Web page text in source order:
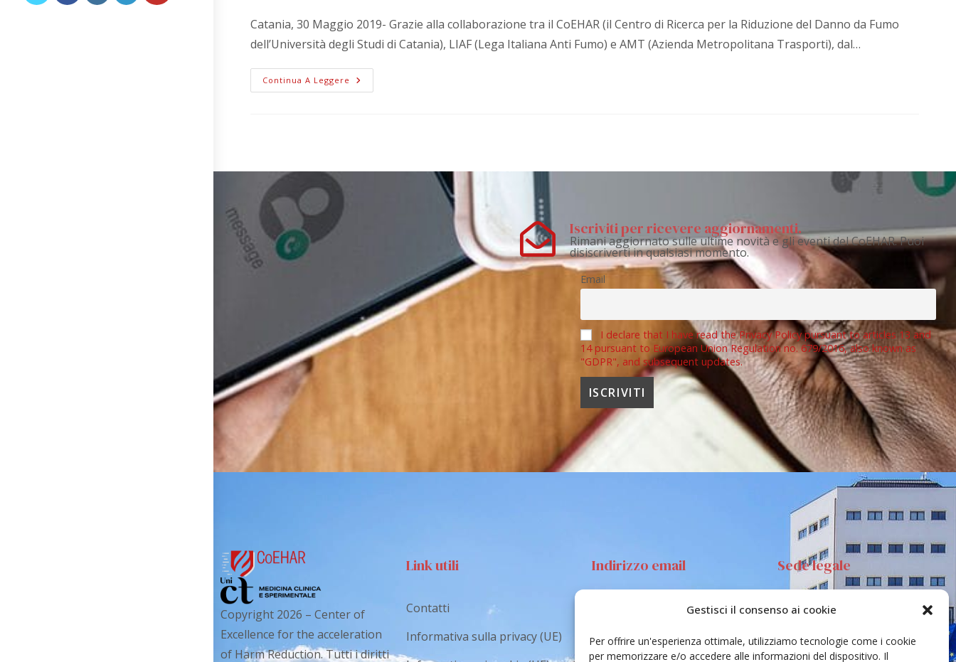
Gestisci il consenso ai cookie
Per offrire un'esperienza ottimale, utilizziamo tecnologie come i cookie
per memorizzare e/o accedere alle informazioni del dispositivo. Il
Catania, 30 Maggio 2019- Grazie alla collaborazione tra il CoEHAR (il Centro di Ricerca per la Riduzione del Danno da Fumo
dell’Università degli Studi di Catania), LIAF (Lega Italiana Anti Fumo) e AMT (Azienda Metropolitana Trasporti), dal…
Continua A Leggere
Iscriviti per ricevere aggiornamenti.
Rimani aggiornato sulle ultime novità e gli eventi del CoEHAR. Puoi
disiscriverti in qualsiasi momento.
Email
I declare that I have read the Privacy Policy pursuant to articles 13 and
14 pursuant to European Union Regulation no. 679/2016, also known as
"GDPR", and subsequent updates.
Copyright 2026 – Center of
Excellence for the acceleration
of Harm Reduction. Tutti i diritti
Link utili
Contatti
Informativa sulla privacy (UE)
Indirizzo email
Via Santa Sofia 89, 95123
cr.coehar@unict.it
Sede legale
Via S.Sofia, 78 – 95123